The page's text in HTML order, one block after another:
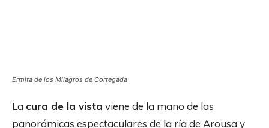
Ermita de los Milagros de Cortegada
La cura de la vista viene de la mano de las
panorámicas espectaculares de la ría de Arousa y